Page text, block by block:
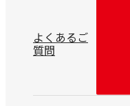
よくあるご
質問